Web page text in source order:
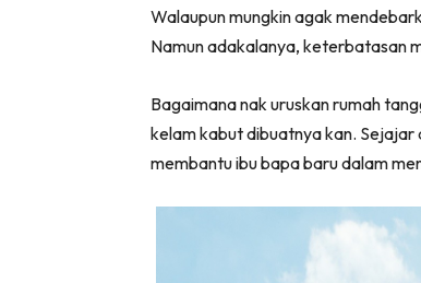
Walaupun mungkin agak
Namun adakalanya, keterbatasan
Bagaimana nak uruskan rumah
kelam kabut dibuatnya kan. Sejajar
membantu ibu bapa baru dalam